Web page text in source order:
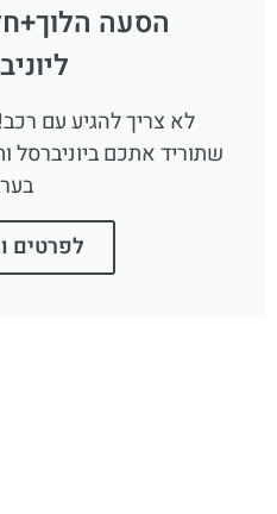
הסעה
לא צריך להגיע עם
שתוריד אתכם ביוניברסל
לפרטים